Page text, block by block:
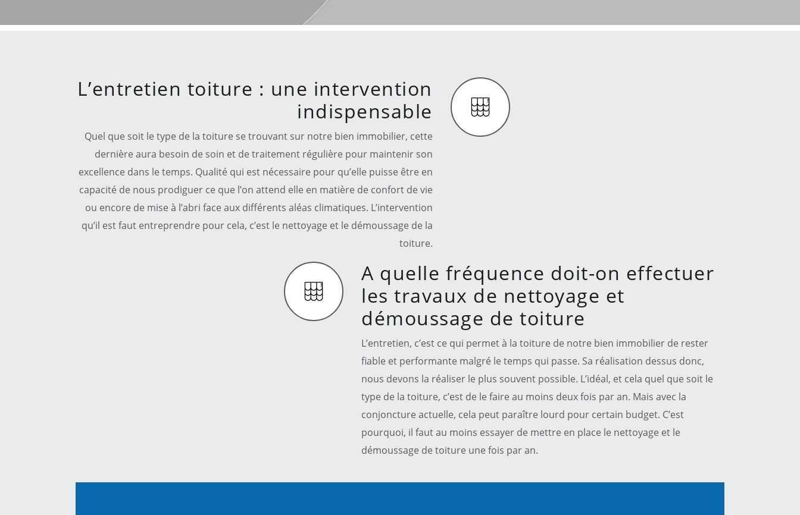
L’entretien toiture : une intervention
indispensable
Quel que soit le type de la toiture se trouvant sur notre bien immobilier, cette
dernière aura besoin de soin et de traitement régulière pour maintenir son
excellence dans le temps. Qualité qui est nécessaire pour qu’elle puisse être en
capacité de nous prodiguer ce que l’on attend elle en matière de confort de vie
ou encore de mise à l’abri face aux différents aléas climatiques. L’intervention
qu’il est faut entreprendre pour cela, c’est le nettoyage et le démoussage de la
toiture.
A quelle fréquence doit-on effectuer
les travaux de nettoyage et
démoussage de toiture
L’entretien, c’est ce qui permet à la toiture de notre bien immobilier de rester
fiable et performante malgré le temps qui passe. Sa réalisation dessus donc,
nous devons la réaliser le plus souvent possible. L’idéal, et cela quel que soit le
type de la toiture, c’est de le faire au moins deux fois par an. Mais avec la
conjoncture actuelle, cela peut paraître lourd pour certain budget. C’est
pourquoi, il faut au moins essayer de mettre en place le nettoyage et le
démoussage de toiture une fois par an.